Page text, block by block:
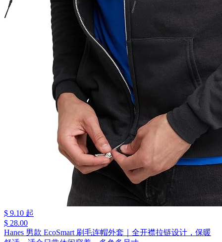
$ 9.10 起
$ 28.00
Hanes 男款 EcoSmart 刷毛连帽外套｜全开襟拉链设计，保暖